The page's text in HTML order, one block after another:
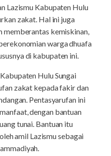
Lazismu Kabupaten Hulu
zakat. Hal ini juga
memberantas kemiskinan,
warga dhuafa
di kabupaten ini.
Hulu Sungai
zakat kepada fakir dan
Pentasyarufan ini
dengan bantuan
tunai. Bantuan itu
amil Lazismu sebagai